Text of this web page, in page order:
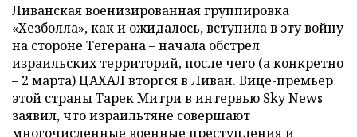
Ливанская военизированная группировка
«Хезболла», как и ожидалось, вступила в эту войну
на стороне Тегерана – начала обстрел
израильских территорий, после чего (а конкретно
– 2 марта) ЦАХАЛ вторгся в Ливан. Вице-премьер
этой страны Тарек Митри в интервью Sky News
заявил, что израильтяне совершают
многочисленные военные преступления и